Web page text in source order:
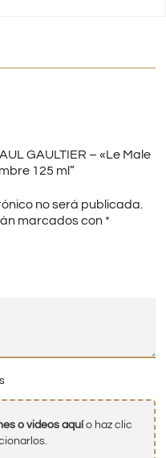
GAULTIER – «Le Male
125 ml”
no será publicada.
marcados con *
o videos aquío haz clic